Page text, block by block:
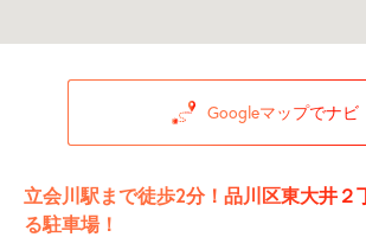
Googleマップでナビ
立会川駅まで徒歩2分！品川区東大井２
る駐車場！